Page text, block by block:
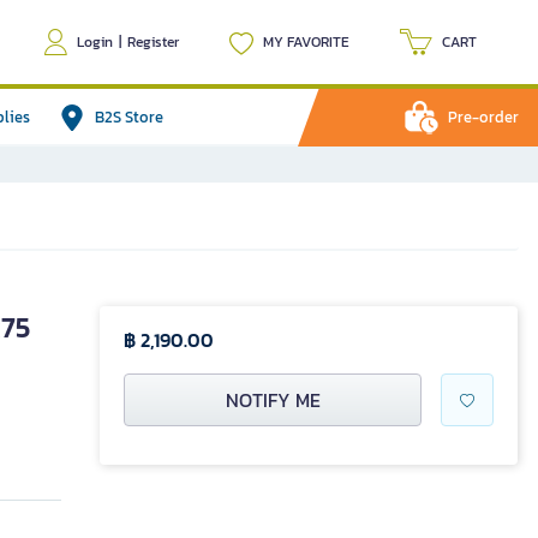
Login | Register MY FAVORITE CART
B2S Store Pre-order
฿ 2,190.00
NOTIFY ME